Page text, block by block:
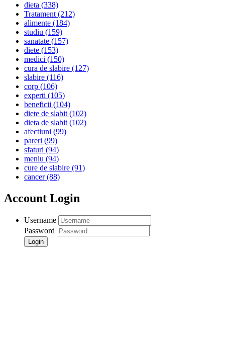
dieta (338)
Tratament(212)
alimente (184)
studiu (159)
sanatate (157)
diete (153)
medici (150)
cura de slabire (127)
slabire (116)
corp (106)
experti (105)
beneficii (104)
diete de slabit(102)
dieta de slabit(102)
afectiuni (99)
pareri (99)
sfaturi (94)
meniu (94)
cure de slabire (91)
cancer(88)
Account Login
Username
Password